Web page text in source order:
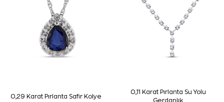
0,29 Karat Pırlanta Safir Kolye
0,11 Karat Pırlanta Su Yolu
Gerdanlık